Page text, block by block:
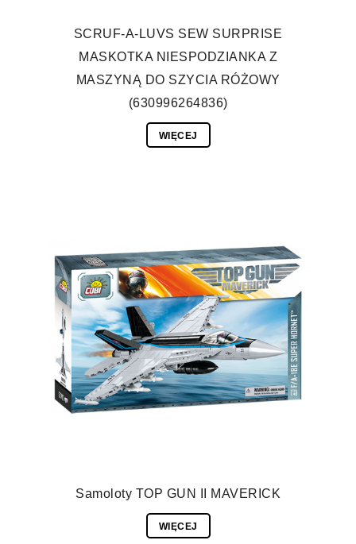
SCRUF-A-LUVS SEW SURPRISE
MASKOTKA NIESPODZIANKA Z
MASZYNĄ DO SZYCIA RÓŻOWY
(630996264836)
WIĘCEJ
Samoloty TOP GUN II MAVERICK
WIĘCEJ